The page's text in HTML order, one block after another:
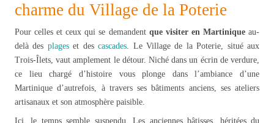
charme du Village de la Poterie
Pour celles et ceux qui se demandent que visiter en Martiniqueau-
delà des plageset descascades. Le Village de la Poterie, situé aux
Trois-Îlets, vaut amplement le détour. Niché dans un écrin de verdure,
ce lieu chargé d’histoire vous plonge dans l’ambiance d’une
Martinique d’autrefois, à travers ses bâtiments anciens, ses ateliers
artisanaux et son atmosphère paisible.
Ici, le temps semble suspendu. Les anciennes bâtisses, héritées du